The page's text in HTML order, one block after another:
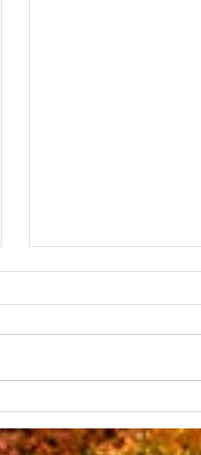
Aufforstung der